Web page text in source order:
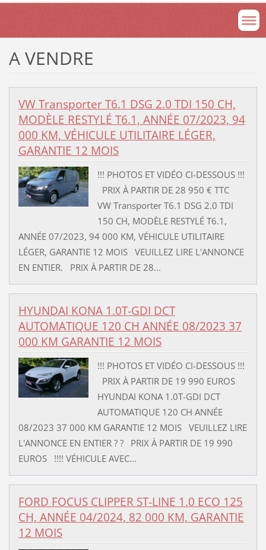
A VENDRE
VW Transporter T6.1 DSG 2.0 TDI 150 CH,
MODÈLE RESTYLÉ T6.1, ANNÉE 07/2023, 94
000 KM, VÉHICULE UTILITAIRE LÉGER,
GARANTIE 12 MOIS
!!! PHOTOS ET VIDÉO CI-DESSOUS !!!
PRIX À PARTIR DE 28 950 € TTC
VW Transporter T6.1 DSG 2.0 TDI
150 CH, MODÈLE RESTYLÉ T6.1,
ANNÉE 07/2023, 94 000 KM, VÉHICULE UTILITAIRE
LÉGER, GARANTIE 12 MOIS VEUILLEZ LIRE L'ANNONCE
EN ENTIER. PRIX À PARTIR DE 28...
HYUNDAI KONA 1.0T-GDI DCT
AUTOMATIQUE 120 CH ANNÉE 08/2023 37
000 KM GARANTIE 12 MOIS
!!! PHOTOS ET VIDÉO CI-DESSOUS !!!
PRIX À PARTIR DE 19 990 EUROS
HYUNDAI KONA 1.0T-GDI DCT
AUTOMATIQUE 120 CH ANNÉE
08/2023 37 000 KM GARANTIE 12 MOIS VEUILLEZ LIRE
L'ANNONCE EN ENTIER ? ? PRIX À PARTIR DE 19 990
EUROS !!!! VÉHICULE AVEC...
FORD FOCUS CLIPPER ST-LINE 1.0 ECO 125
CH, ANNÉE 04/2024, 82 000 KM, GARANTIE
12 MOIS